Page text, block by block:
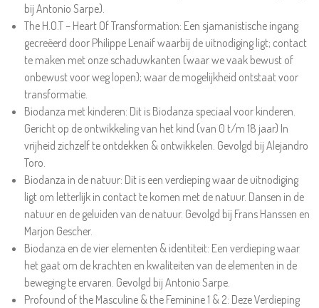
bij Antonio Sarpe).
The H.O.T – Heart Of Transformation: Een sjamanistische ingang
gecreëerd door Philippe Lenaif waarbij de uitnodiging ligt; contact
te maken met onze schaduwkanten (waar we vaak bewust of
onbewust voor weg lopen); waar de mogelijkheid ontstaat voor
transformatie.
Biodanza met kinderen: Dit is Biodanza speciaal voor kinderen.
Gericht op de ontwikkeling van het kind (van 0 t/m 18 jaar) In
vrijheid zichzelf te ontdekken & ontwikkelen. Gevolgd bij Alejandro
Toro.
Biodanza in de natuur: Dit is een verdieping waar de uitnodiging
ligt om letterlijk in contact te komen met de natuur. Dansen in de
natuur en de geluiden van de natuur. Gevolgd bij Frans Hanssen en
Marjon Gescher.
Biodanza en de vier elementen & identiteit: Een verdieping waar
het gaat om de krachten en kwaliteiten van de elementen in de
beweging te ervaren. Gevolgd bij Antonio Sarpe.
Profound of the Masculine & the Feminine 1 & 2: Deze Verdieping